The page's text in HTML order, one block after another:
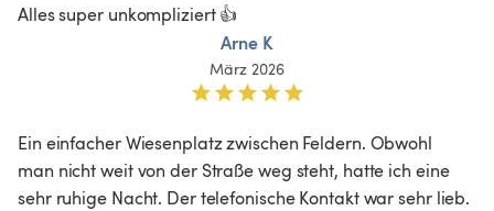
Alles super unkompliziert 👍
Arne K
März 2026
Ein einfacher Wiesenplatz zwischen Feldern. Obwohl
man nicht weit von der Straße weg steht, hatte ich eine
sehr ruhige Nacht. Der telefonische Kontakt war sehr lieb.